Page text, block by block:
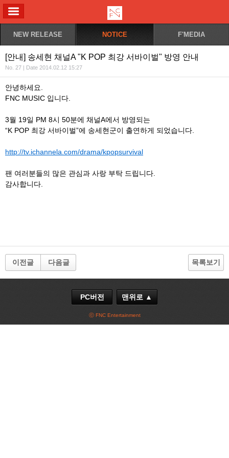
NEW RELEASE NOTICE F'MEDIA
[안내] 송세현 채널A "K POP 최강 서바이벌" 방영 안내
No. 27 | Date 2014.02.12 15:27
안녕하세요.
FNC MUSIC 입니다.
3월 19일 PM 8시 50분에 채널A에서 방영되는
“K POP 최강 서바이벌”에 송세현군이 출연하게 되었습니다.
http://tv.ichannela.com/drama/kpopsurvival
팬 여러분들의 많은 관심과 사랑 부탁 드립니다.
감사합니다.
이전글 다음글 목록보기
PC버전 맨위로 ▲
ⓒ FNC Entertainment